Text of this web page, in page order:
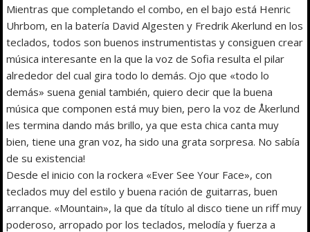
Mientras que completando el combo, en el bajo está Henric
Uhrbom, en la batería David Algesten y Fredrik Akerlund en los
teclados, todos son buenos instrumentistas y consiguen crear
música interesante en la que la voz de Sofia resulta el pilar
alrededor del cual gira todo lo demás. Ojo que «todo lo
demás» suena genial también, quiero decir que la buena
música que componen está muy bien, pero la voz de Åkerlund
les termina dando más brillo, ya que esta chica canta muy
bien, tiene una gran voz, ha sido una grata sorpresa. No sabía
de su existencia!
Desde el inicio con la rockera «Ever See Your Face», con
teclados muy del estilo y buena ración de guitarras, buen
arranque. «Mountain», la que da título al disco tiene un riff muy
poderoso, arropado por los teclados, melodía y fuerza a